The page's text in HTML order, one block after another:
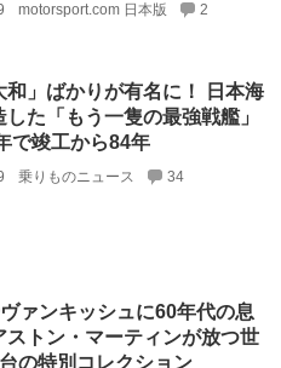
motorsport.com 日本版 2
和」ばかりが有名に！ 日本海
した「もう一隻の最強戦艦」
で竣工から84年
乗りものニュース 34
ァンキッシュに60年代の息
ストン・マーティンが放つ世
の特別コレクション